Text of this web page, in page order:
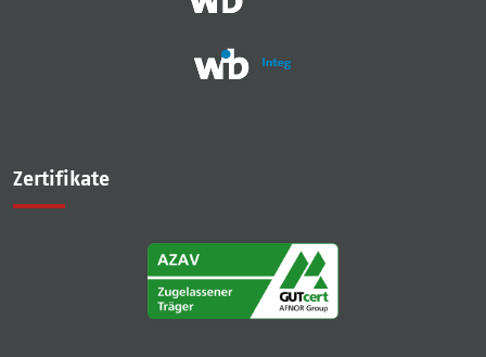
Zertifikate